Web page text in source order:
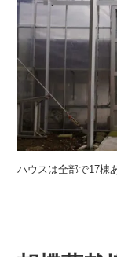
ハウスは全部で17棟